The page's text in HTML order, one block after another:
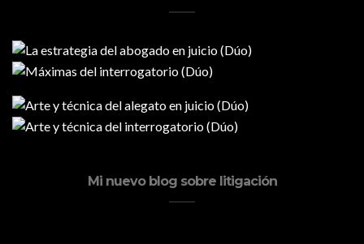
Mi nuevo blog sobre litigación